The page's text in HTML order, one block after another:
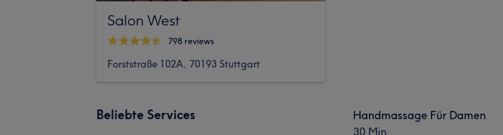
Salon West
798 reviews
Forststraße 102A, 70193 Stuttgart
Beliebte Services
Handmassage Für Damen
30 Min.